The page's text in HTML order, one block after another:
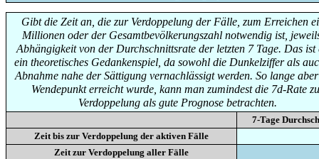
Gibt die Zeit an, die zur Verdoppelung der Fälle, zum Erreichen
Millionen oder der Gesamtbevölkerungszahl notwendig ist,
Abhängigkeit von der Durchschnittsrate der letzten 7 Tage. Das ist
ein theoretisches Gedankenspiel, da sowohl die Dunkelziffer als
Abnahme nahe der Sättigung vernachlässigt werden. So lange
Wendepunkt erreicht wurde, kann man zumindest die 7d-Rate
Verdoppelung als gute Prognose betrachten.
7-Tage
Zeit bis zur Verdoppelung der aktiven Fälle
Zeit zur Verdoppelung aller Fälle